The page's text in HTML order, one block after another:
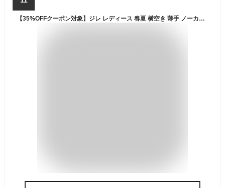
【35%OFFクーポン対象】ジレ レディース 春夏 横空き 薄手 ノーカラー フォーマル ベスト ベルト付き サイドベルト オーバー ママ Vネック セットアップ ゆったり 袖なし きれいめ ボタン ノースリーブ 前開き サイドオープン オフィス ネイビー オフ 黒